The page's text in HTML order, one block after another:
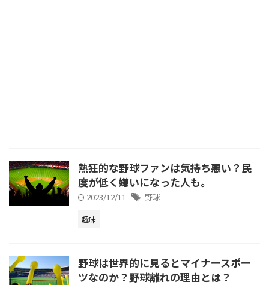
熱狂的な野球ファンは気持ち悪い？民
度が低く嫌いになった人も。
2023/12/11 野球
趣味
野球は世界的に見るとマイナースポー
ツなのか？野球離れの理由とは？